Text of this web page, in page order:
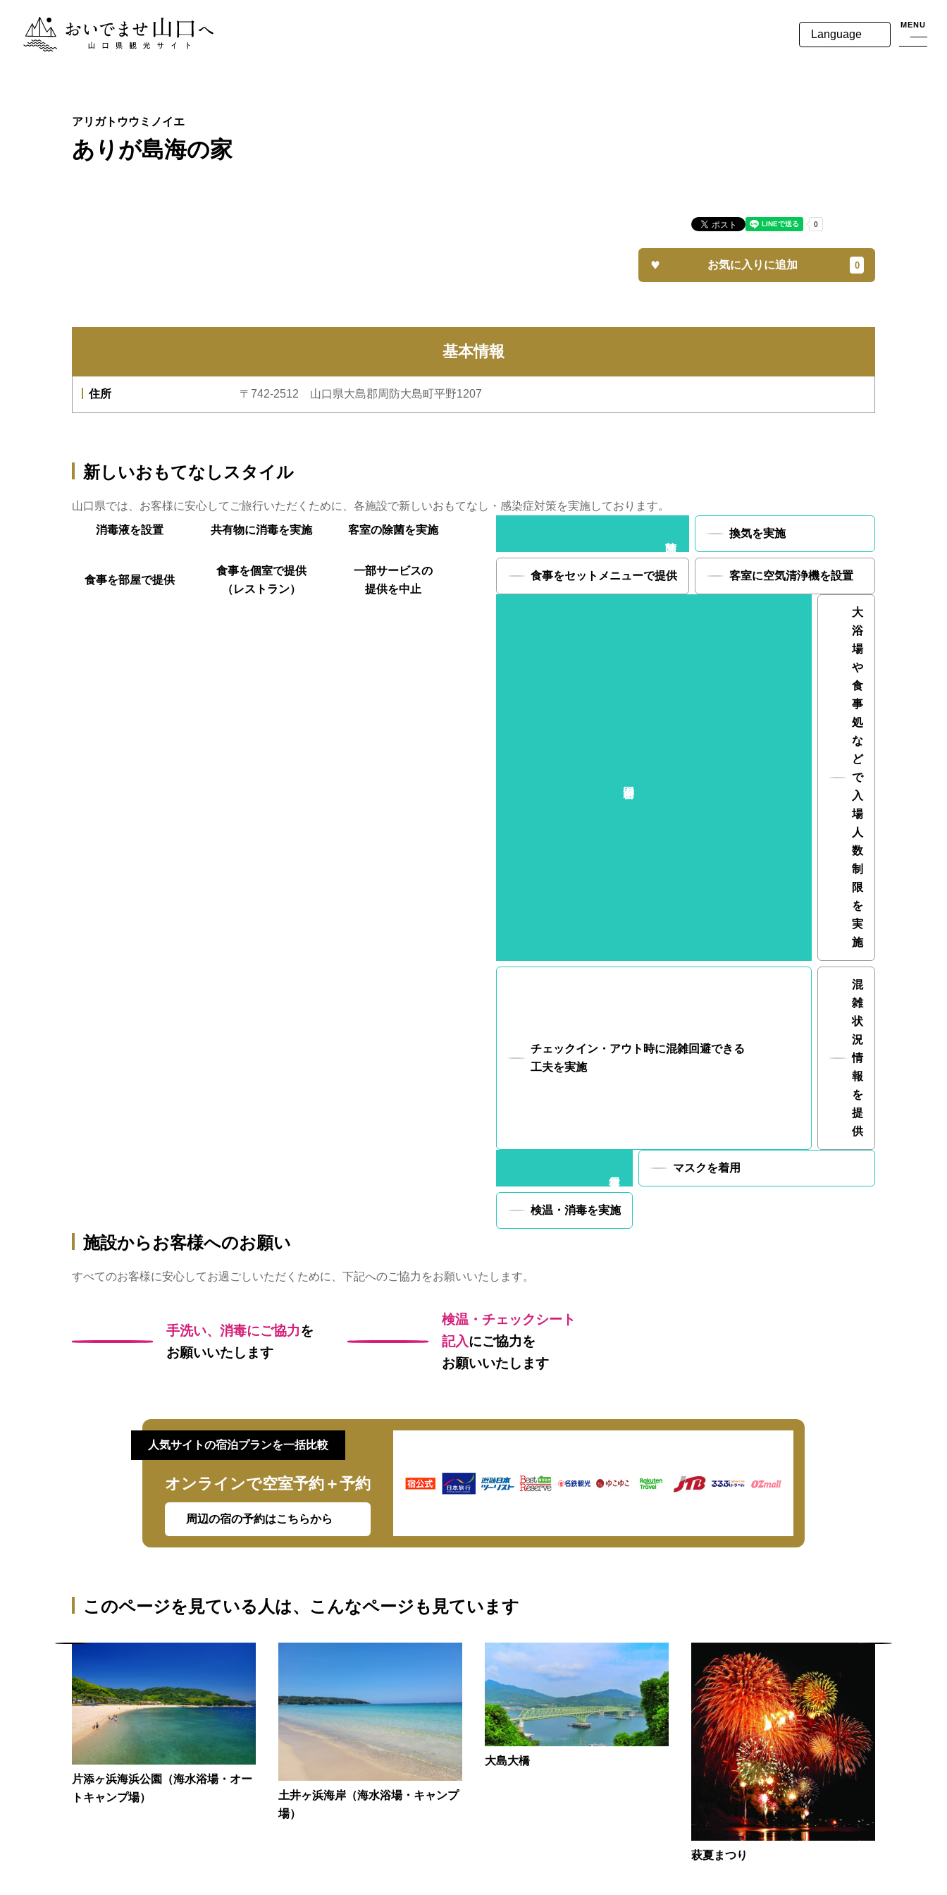
おいでませ山口へー山口県観光サイト MENU
Language
ありが島海の家
お気に入りに追加
基本情報
住所 〒742-2512 山口県大島郡周防大島町平野1207
新しいおもてなしスタイル
山口県では、お客様に安心してご旅行いただくために、各施設で新しいおもてなし・感染症対策を実施しております。
消毒液を設置 共有物に消毒を実施 客室の除菌を実施
食事を部屋で提供
食事を個室で提供
（レストラン）
一部サービスの
提供を中止
換気を実施
食事をセットメニューで提供 客室に空気清浄機を設置
大
浴
場
や
食
事
処
な
ど
で
入
場
人
数
制
限
を
実
施
チェックイン・アウト時に混雑回避できる
工夫を実施
混
雑
状
況
情
報
を
提
供
マスクを着用
検温・消毒を実施
施設からお客様へのお願い
すべてのお客様に安心してお過ごしいただくために、下記へのご協力をお願いいたします。
手洗い、消毒にご協力を
お願いいたします
検温・チェックシート
記入にご協力を
お願いいたします
人気サイトの宿泊プランを一括比較
オンラインで空室予約＋予約
周辺の宿の予約はこちらから
このページを見ている人は、 こんなページも見ています
片添ヶ浜海浜公園（海水浴場・オー
トキャンプ場）
土井ヶ浜海岸（海水浴場・キャンプ
場）
大島大橋
萩夏まつり